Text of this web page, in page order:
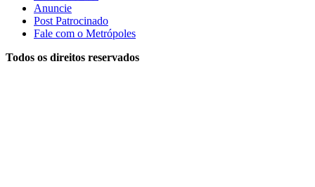
Anuncie
Post Patrocinado
Fale com o Metrópoles
Todos os direitos reservados